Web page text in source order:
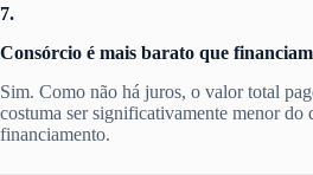
7.
Consórcio é mais barato que
Sim. Como não há juros, o valor total
costuma ser significativamente menor do
financiamento.